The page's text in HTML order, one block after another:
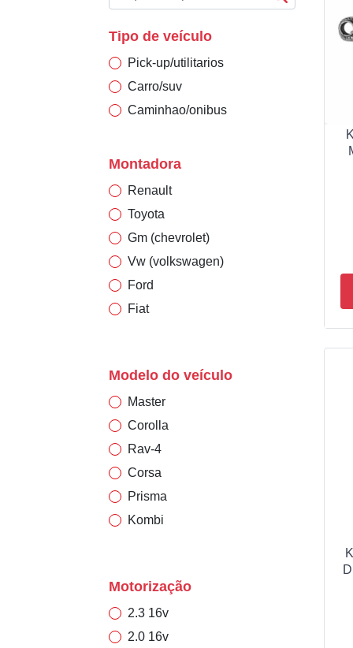
Tipo de veículo
Pick-up/utilitarios
Carro/suv
Caminhao/onibus
Montadora
Renault
Toyota
Gm (chevrolet)
Vw (volkswagen)
Ford
Fiat
Hyundai
Chrysler
Honda
Audi
Peugeot
Kia
Mitsubishi
Modelo do veículo
Master
Corolla
Rav-4
Corsa
Prisma
Kombi
Strada
Doblo
Siena
Motorização
2.3 16v
2.0 16v